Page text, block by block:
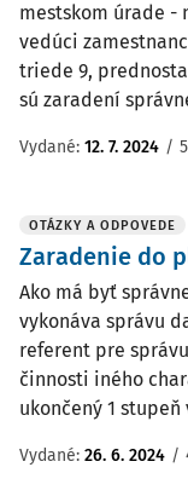
mestskom úrade -
vedúci
triede 9,
sú zaradení
Vydané: 12. 7. 2024 /
OTÁZKY A ODPOVEDE
Zaradenie do
Ako má byť
vykonáva správu
referent pre
činnosti iného
ukončený 1
Vydané: 26. 6. 2024 /